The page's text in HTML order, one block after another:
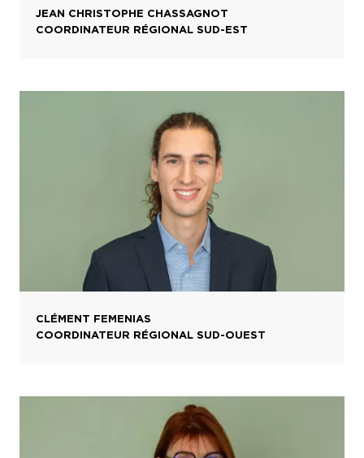
JEAN CHRISTOPHE CHASSAGNOT
COORDINATEUR RÉGIONAL SUD-EST
CLÉMENT FEMENIAS
COORDINATEUR RÉGIONAL SUD-OUEST